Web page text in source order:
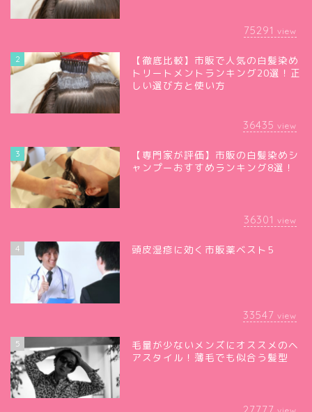
75291 view
2
【徹底比較】市販で人気の白髪染め
トリートメントランキング20選！正
しい選び方と使い方
36435 view
3
【専門家が評価】市販の白髪染めシ
ャンプーおすすめランキング8選！
36301 view
4 頭皮湿疹に効く市販薬ベスト5
33547 view
5
毛量が少ないメンズにオススメのヘ
アスタイル！薄毛でも似合う髪型